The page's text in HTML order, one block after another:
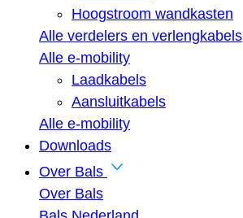
Hoogstroom wandkasten
Alle verdelers en verlengkabels
Alle e-mobility
Laadkabels
Aansluitkabels
Alle e-mobility
Downloads
Over Bals
Over Bals